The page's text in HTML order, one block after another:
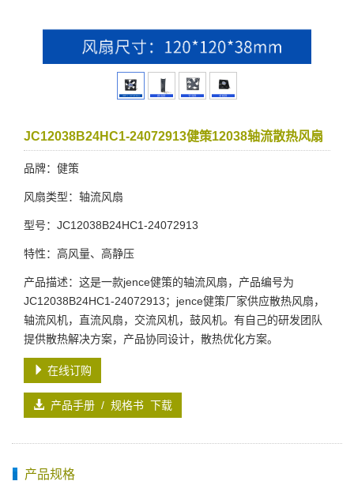
JC12038B24HC1-24072913健策12038轴流散热风扇
品牌：健策
风扇类型：轴流风扇
型号：JC12038B24HC1-24072913
特性：高风量、高静压
产品描述：这是一款jence健策的轴流风扇，产品编号为
JC12038B24HC1-24072913；jence健策厂家供应散热风扇，
轴流风机，直流风扇，交流风机，鼓风机。有自己的研发团队
提供散热解决方案，产品协同设计，散热优化方案。
在线订购
产品手册 / 规格书 下载
产品规格